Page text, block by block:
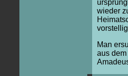
wieder
Man
aus